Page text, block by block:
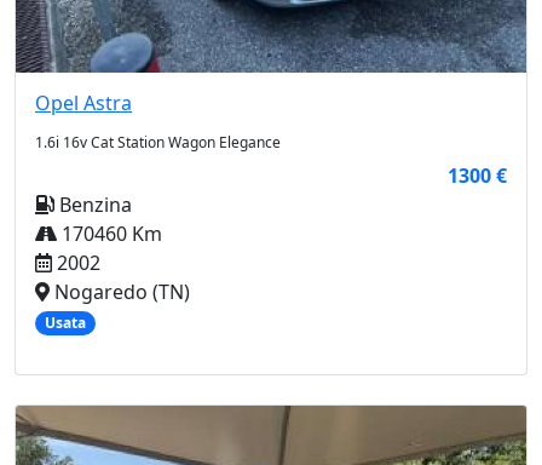
Opel Astra
1.6i 16v Cat Station Wagon Elegance
1300 €
Benzina
170460 Km
2002
Nogaredo (TN)
Usata